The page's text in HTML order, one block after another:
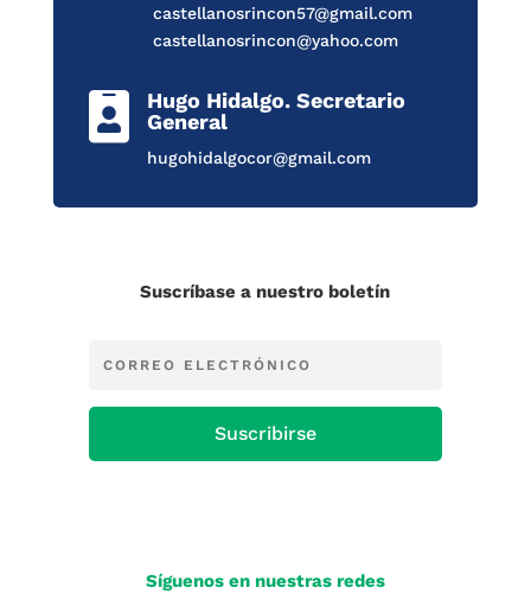
castellanosrincon57@gmail.com
castellanosrincon@yahoo.com

Hugo Hidalgo. Secretario
General
hugohidalgocor@gmail.com
Suscríbase a nuestro boletín
Suscribirse
Síguenos en nuestras redes